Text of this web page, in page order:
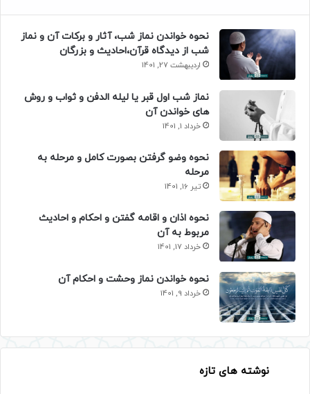
نحوه خواندن نماز شب، آثار و برکات آن و نماز
شب از دیدگاه قرآن،احادیث و بزرگان
اردیبهشت 27, 1401
نماز شب اول قبر یا لیله الدفن و ثواب و روش
های خواندن آن
خرداد 1, 1401
نحوه وضو گرفتن بصورت کامل و مرحله به
مرحله
تیر 16, 1401
نحوه اذان و اقامه گفتن و احکام و احادیث
مربوط به آن
خرداد 17, 1401
نحوه خواندن نماز وحشت و احکام آن
خرداد 9, 1401
نوشته های تازه